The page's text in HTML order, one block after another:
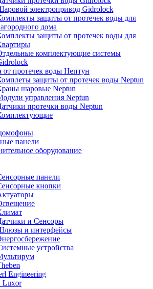
электропривод Gidrolock
защиты от протечек воды для
дома
защиты от протечек воды для
комплектующие системы
от протечек воды Нептун
защиты от протечек воды Neptun
шаровые Neptun
управления Neptun
протечки воды Neptun
панели
оборудование
панели
кнопки
и Сенсоры
и интерфейсы
устройства
Engineering
Luxor